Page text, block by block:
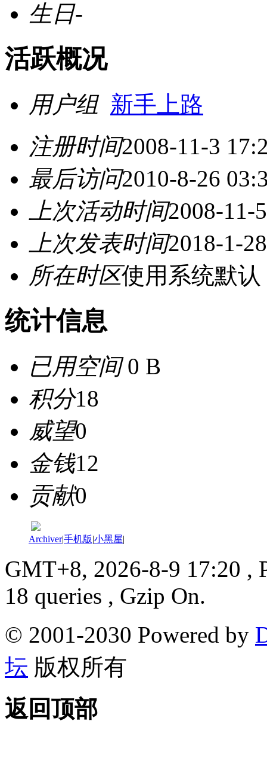
生日-
活跃概况
用户组 新手上路
注册时间2008-11-3
最后访问2010-8-26
上次活动时间2008-11-
上次发表时间2018-1-
所在时区使用系统默认
统计信息
已用空间0 B
积分18
威望0
金钱12
贡献0
Archiver|手机版|小黑屋|
GMT+8, 2026-8-9 17:20 ,
18 queries , Gzip On.
© 2001-2030 Powered by
坛 版权所有
返回顶部